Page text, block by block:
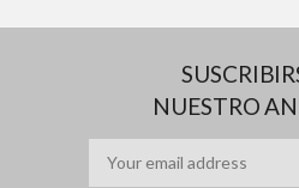
NUESTRO